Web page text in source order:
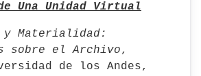
Una Unidad Virtual
Materialidad:
sobre el Archivo,
de los Andes,